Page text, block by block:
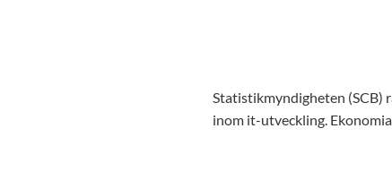
Statistikmyndigheten (SCB)
inom it-utveckling.